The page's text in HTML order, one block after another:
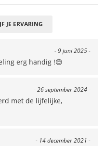
JE ERVARING
- 9 juni 2025 -
erg handig !😊
- 26 september 2024 -
met de lijfelijke,
- 14 december 2021 -